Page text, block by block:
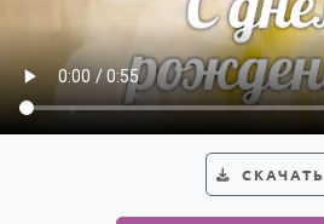
Свадьба
Годовщина свадьбы
Календарь праздников
Женщине
СКАЧАТЬ